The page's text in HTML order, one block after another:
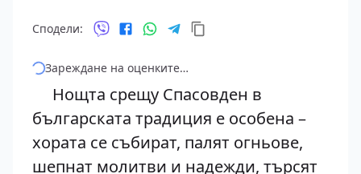
Сподели:
Зареждане на оценките…
Нощта срещу Спасовден в
българската традиция е особена –
хората се събират, палят огньове,
шепнат молитви и надежди, търсят